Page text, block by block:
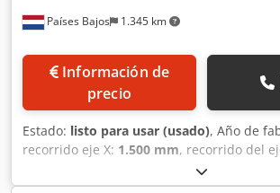
Países Bajos 1.345 km
Información de
precio
Estado: listo para usar (usado), Año de
recorrido eje X: 1.500 mm, recorrido del
, fabricante de
HEIDENHAIN, altura total:2.300 mm,